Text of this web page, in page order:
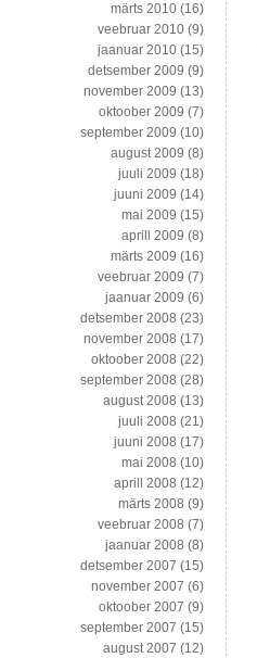
märts 2010 (16)
veebruar 2010 (9)
jaanuar 2010 (15)
detsember 2009 (9)
november 2009 (13)
oktoober 2009 (7)
september 2009 (10)
august 2009 (8)
juuli 2009 (18)
juuni 2009 (14)
mai 2009 (15)
aprill 2009 (8)
märts 2009 (16)
veebruar 2009 (7)
jaanuar 2009 (6)
detsember 2008 (23)
november 2008 (17)
oktoober 2008 (22)
september 2008 (28)
august 2008 (13)
juuli 2008 (21)
juuni 2008 (17)
mai 2008 (10)
aprill 2008 (12)
märts 2008 (9)
veebruar 2008 (7)
jaanuar 2008 (8)
detsember 2007 (15)
november 2007 (6)
oktoober 2007 (9)
september 2007 (15)
august 2007 (12)